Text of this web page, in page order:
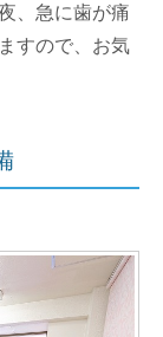
、急に歯が痛
すので、お気